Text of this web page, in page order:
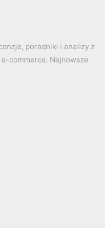
poradniki i analizy z
commerce. Najnowsze